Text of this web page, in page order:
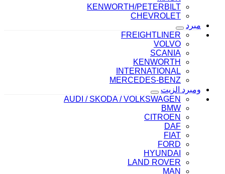
KENWORTH/PETERBILT
CHEVROLET
مبرد
FREIGHTLINER
VOLVO
SCANIA
KENWORTH
INTERNATIONAL
MERCEDES-BENZ
ومبرد الزيت
AUDI / SKODA / VOLKSWAGEN
BMW
CITROEN
DAF
FIAT
FORD
HYUNDAI
LAND ROVER
MAN